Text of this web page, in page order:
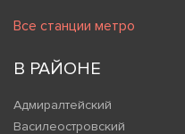
Все станции метро
В РАЙОНЕ
Адмиралтейский
Василеостровский